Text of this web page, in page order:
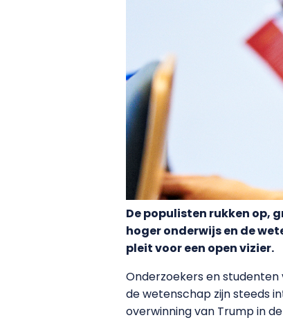
De populisten rukken op,
hoger onderwijs en de
pleit voor een open vizier.
Onderzoekers en
de wetenschap zijn steeds
overwinning van Trump in